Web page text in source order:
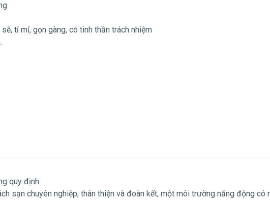
tỉ mỉ, gọn gàng, có tinh thần trách nhiệm
quy định
sạn chuyên nghiệp, thân thiện và đoàn kết, một môi trường năng động có